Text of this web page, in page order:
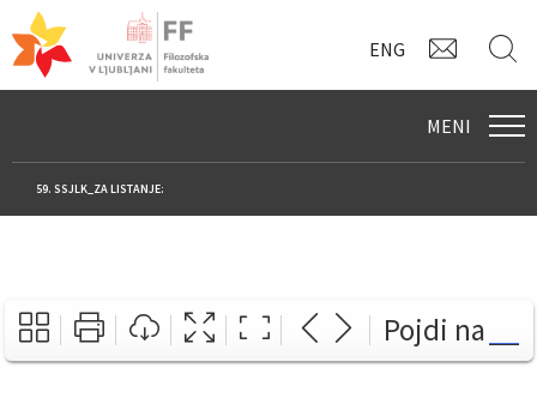
ENG
MENI
59. SSJLK_ZA LISTANJE:
Pojdi na